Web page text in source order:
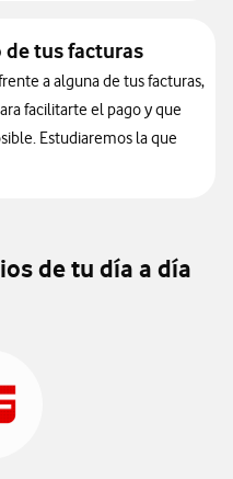
de tus facturas
a alguna de tus facturas,
facilitarte el pago y que
Estudiaremos la que
de tu día a día